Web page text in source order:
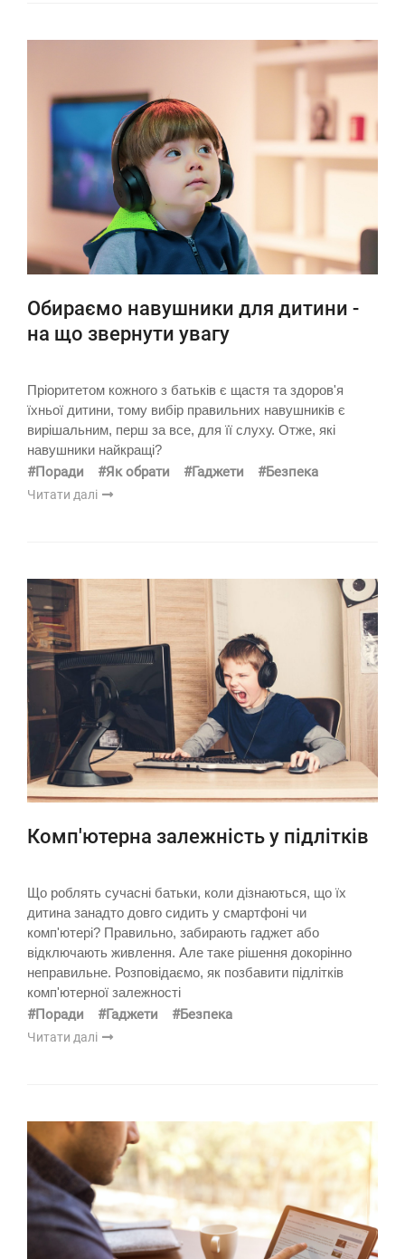
Обираємо навушники для дитини -
на що звернути увагу
Пріоритетом кожного з батьків є щастя та здоров'я
їхньої дитини, тому вибір правильних навушників є
вирішальним, перш за все, для її слуху. Отже, які
навушники найкращі?
#Поради #Як обрати #Гаджети #Безпека
Читати далі
Комп'ютерна залежність у підлітків
Що роблять сучасні батьки, коли дізнаються, що їх
дитина занадто довго сидить у смартфоні чи
комп'ютері? Правильно, забирають гаджет або
відключають живлення. Але таке рішення докорінно
неправильне. Розповідаємо, як позбавити підлітків
комп'ютерної залежності
#Поради #Гаджети #Безпека
Читати далі